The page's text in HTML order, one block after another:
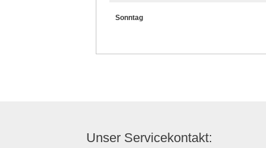
Sonntag
Unser Servicekontakt: